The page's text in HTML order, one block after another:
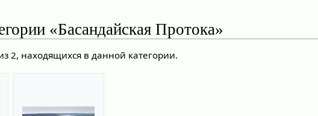
«Басандайская Протока»
2, находящихся в данной категории.